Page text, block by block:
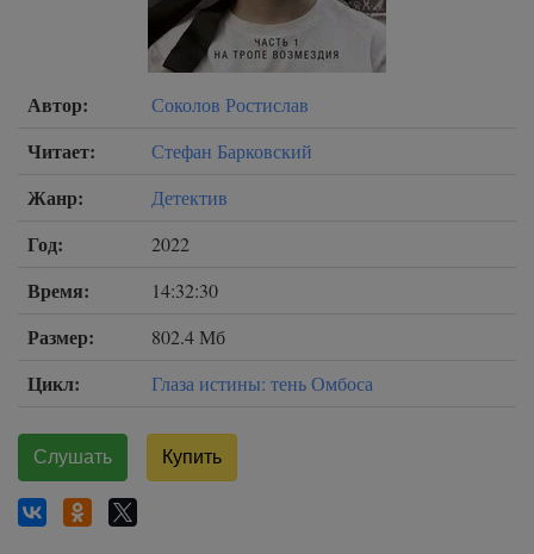
Автор: Соколов Ростислав
Читает: Стефан Барковский
Жанр: Детектив
Год: 2022
Время: 14:32:30
Размер: 802.4 Мб
Цикл: Глаза истины: тень Омбоса
Слушать Купить